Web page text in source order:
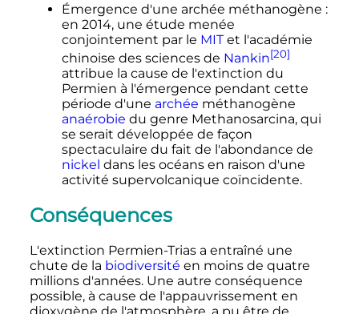
Émergence d'une archée méthanogène :
en 2014, une étude menée
conjointement par le MITet l'académie
chinoise des sciences de Nankin[20]
attribue la cause de l'extinction du
Permien à l'émergence pendant cette
période d'une archée méthanogène
anaérobie du genre Methanosarcina, qui
se serait développée de façon
spectaculaire du fait de l'abondance de
nickel dans les océans en raison d'une
activité supervolcanique coïncidente.
Conséquences
L'extinction Permien-Trias a entraîné une
chute de la biodiversité en moins de quatre
millions d'années. Une autre conséquence
possible, à cause de l'appauvrissement en